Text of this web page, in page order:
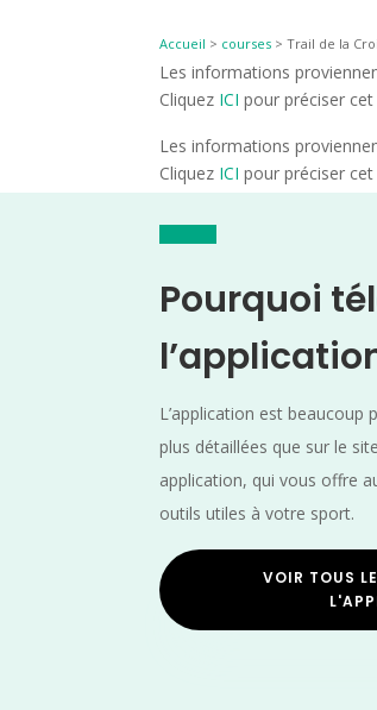
Accueil > courses >Trail de la
Les informations
Cliquez ICI pour préciser
Les informations
Cliquez ICI pour préciser
Pourquoi
L’application est beaucoup
plus détaillées que sur le
application, qui vous offre
outils utiles à votre sport.
VOIR TOUS